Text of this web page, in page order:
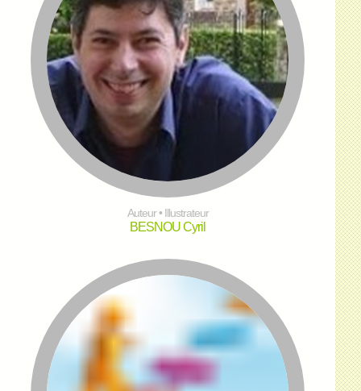
Auteur • Illustrateur
BESNOU Cyril